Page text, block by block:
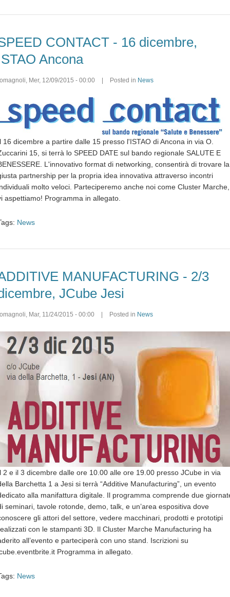
CONTACT - 16 dicembre,
Ancona
Mer, 12/09/2015 - 00:00 | Posted in News
16 dicembre a partire dalle 15 presso l'ISTAO di Ancona in via O.
15, si terrà lo SPEED DATE sul bando regionale SALUTE E
L'innovativo format di networking, consentirà di trovare la
partnership per la propria idea innovativa attraverso incontri
molto veloci. Parteciperemo anche noi come Cluster Marche,
aspettiamo! Programma in allegato.
News
MANUFACTURING - 2/3
JCube Jesi
, Mar, 11/24/2015 - 00:00 Posted in News
2 e il 3 dicembre dalle ore 10.00 alle ore 19.00 presso JCube in via
Barchetta 1 a Jesi si terrà “Additive Manufacturing”, un evento
alla manifattura digitale. Il programma comprende due
seminari, tavole rotonde, demo, talk, e un’area espositiva dove
gli attori del settore, vedere macchinari, prodotti e prototipi
con le stampanti 3D. Il Cluster Marche Manufacturing ha
all’evento e parteciperà con uno stand. Iscrizioni su
Programma in allegato.
News